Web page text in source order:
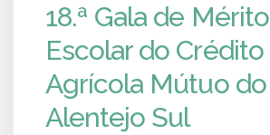
18.ª Gala de Mérito
Escolar do Crédito
Agrícola Mútuo do
Alentejo Sul